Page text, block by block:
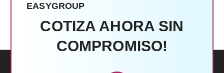
EASYGROUP
COTIZA AHORA SIN
COMPROMISO!